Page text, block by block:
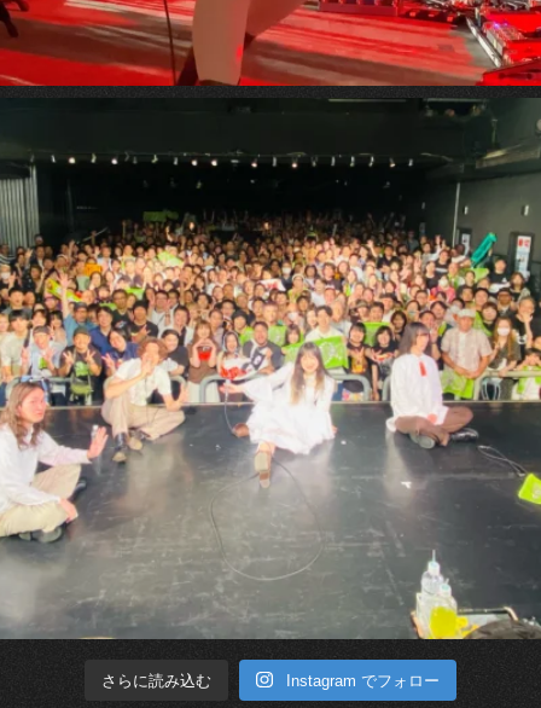
さらに読み込む Instagram でフォロー